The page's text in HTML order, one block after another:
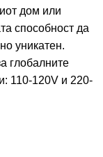
дом или
способност да
уникатен.
глобалните
110-120V и 220-